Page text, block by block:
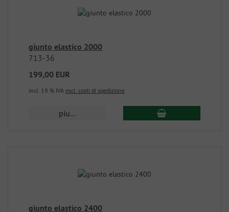
giunto elastico 2000
713-36
199,00 EUR
incl. 19 % IVA escl. costi di spedizione
piu...
giunto elastico 2400